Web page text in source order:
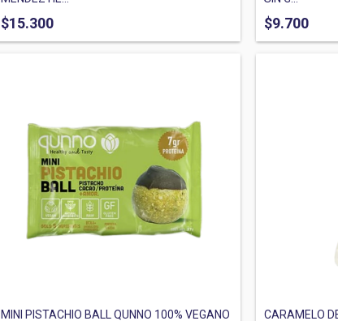
$15.300 $9.700
MINI PISTACHIO BALL QUNNO 100% VEGANO
CARAMELO